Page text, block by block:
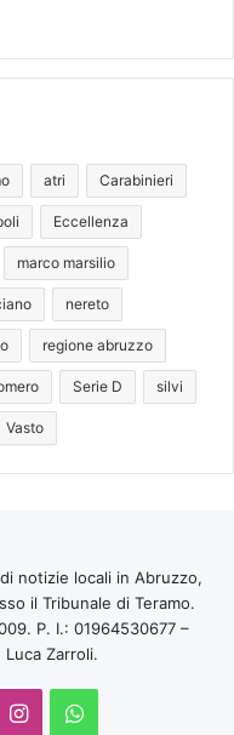
atri Carabinieri
Eccellenza
marco marsilio
nereto
regione abruzzo
Serie D silvi
Vasto
notizie locali in Abruzzo,
il Tribunale di Teramo.
P. I.: 01964530677 –
Zarroli.
InstagramWhatsApp